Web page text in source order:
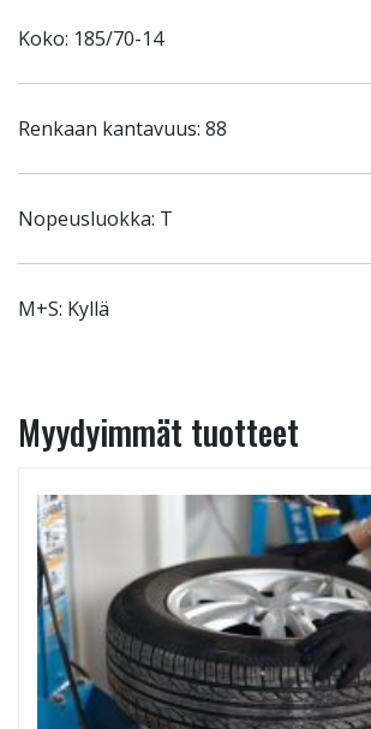
Koko: 185/70-14
Renkaan kantavuus: 88
Nopeusluokka: T
M+S: Kyllä
Myydyimmät tuotteet